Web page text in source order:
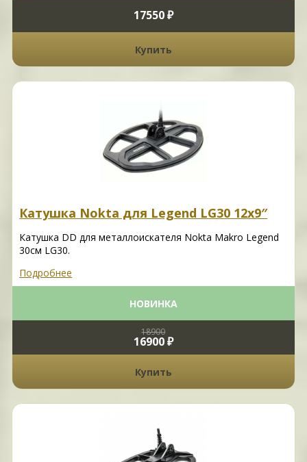
17550 ₽
Купить
Катушка Nokta для Legend LG30 12х9″
Катушка DD для металлоискателя Nokta Makro Legend
30см LG30.
Подробнее
НОВИНКА
18900
16900 ₽
Купить